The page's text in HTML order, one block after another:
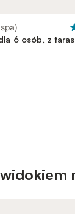
6 osób, z